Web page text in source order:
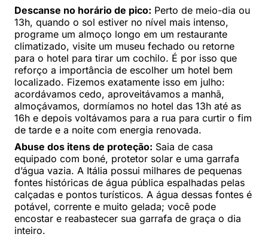
Descanse no horário de pico: Perto de meio-dia ou
13h, quando o sol estiver no nível mais intenso,
programe um almoço longo em um restaurante
climatizado, visite um museu fechado ou retorne
para o hotel para tirar um cochilo. É por isso que
reforço a importância de escolher um hotel bem
localizado. Fizemos exatamente isso em julho:
acordávamos cedo, aproveitávamos a manhã,
almoçávamos, dormíamos no hotel das 13h até as
16h e depois voltávamos para a rua para curtir o fim
de tarde e a noite com energia renovada.
Abuse dos itens de proteção: Saia de casa
equipado com boné, protetor solar e uma garrafa
d’água vazia. A Itália possui milhares de pequenas
fontes históricas de água pública espalhadas pelas
calçadas e pontos turísticos. A água dessas fontes é
potável, corrente e muito gelada; você pode
encostar e reabastecer sua garrafa de graça o dia
inteiro.